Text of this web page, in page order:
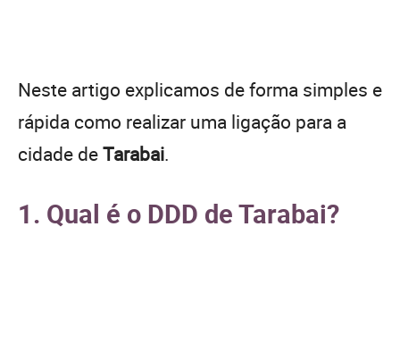
Neste artigo explicamos de forma simples e
rápida como realizar uma ligação para a
cidade deTarabai.
1. Qual é o DDD de Tarabai?